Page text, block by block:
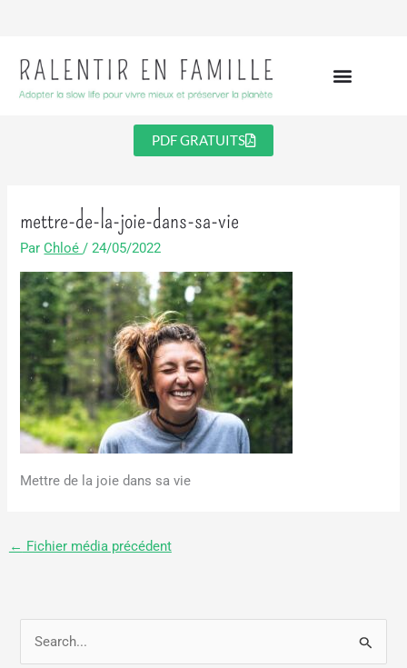
PDF GRATUITS
mettre-de-la-joie-dans-sa-vie
ParChloé/24/05/2022
Mettre de la joie dans sa vie
← Fichier média précédent